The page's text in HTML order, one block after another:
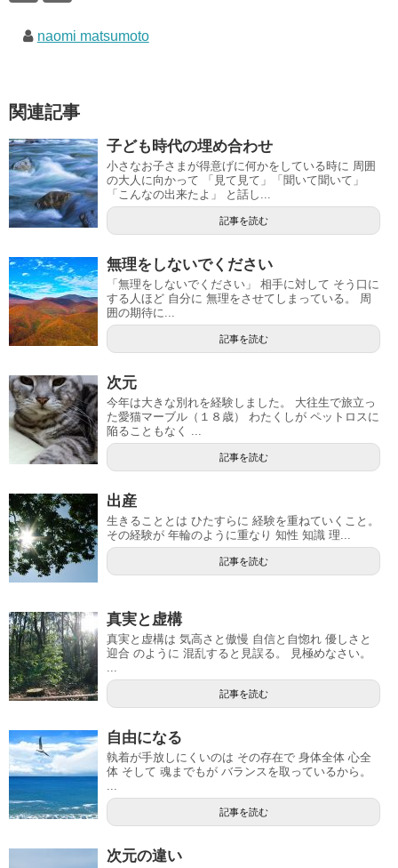
naomi matsumoto
関連記事
子ども時代の埋め合わせ
小さなお子さまが得意げに何かをしている時に 周囲
の大人に向かって 「見て見て」「聞いて聞いて」
「こんなの出来たよ」 と話し...
記事を読む
無理をしないでください
「無理をしないでください」 相手に対して そう口に
する人ほど 自分に 無理をさせてしまっている。 周
囲の期待に...
記事を読む
次元
今年は大きな別れを経験しました。 大往生で旅立っ
た愛猫マーブル（１８歳） わたくしが ペットロスに
陥ることもなく ...
記事を読む
出産
生きることとは ひたすらに 経験を重ねていくこと。
その経験が 年輪のように重なり 知性 知識 理...
記事を読む
真実と虚構
真実と虚構は 気高さと傲慢 自信と自惚れ 優しさと
迎合 のように 混乱すると見誤る。 見極めなさい。
...
記事を読む
自由になる
執着が手放しにくいのは その存在で 身体全体 心全
体 そして 魂までもが バランスを取っているから。
...
記事を読む
次元の違い